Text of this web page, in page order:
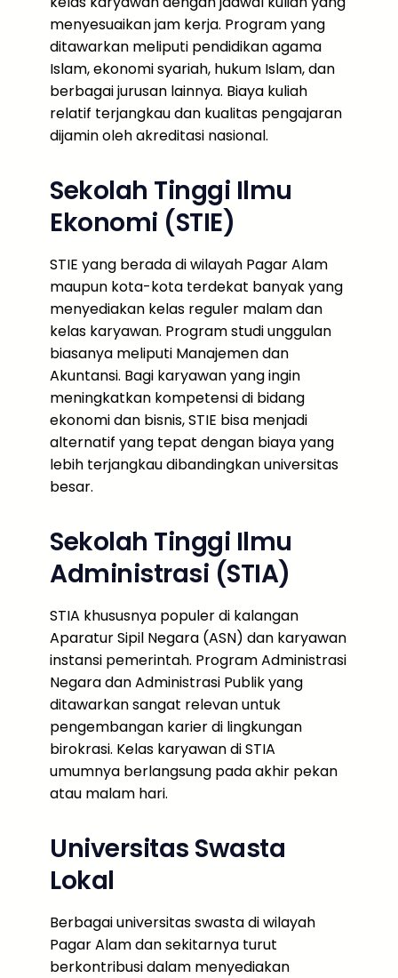
menyesuaikan jam kerja. Program yang
ditawarkan meliputi pendidikan agama
Islam, ekonomi syariah, hukum Islam, dan
berbagai jurusan lainnya. Biaya kuliah
relatif terjangkau dan kualitas pengajaran
dijamin oleh akreditasi nasional.
Sekolah Tinggi Ilmu
Ekonomi (STIE)
STIE yang berada di wilayah Pagar Alam
maupun kota-kota terdekat banyak yang
menyediakan kelas reguler malam dan
kelas karyawan. Program studi unggulan
biasanya meliputi Manajemen dan
Akuntansi. Bagi karyawan yang ingin
meningkatkan kompetensi di bidang
ekonomi dan bisnis, STIE bisa menjadi
alternatif yang tepat dengan biaya yang
lebih terjangkau dibandingkan universitas
besar.
Sekolah Tinggi Ilmu
Administrasi (STIA)
STIA khususnya populer di kalangan
Aparatur Sipil Negara (ASN) dan karyawan
instansi pemerintah. Program Administrasi
Negara dan Administrasi Publik yang
ditawarkan sangat relevan untuk
pengembangan karier di lingkungan
birokrasi. Kelas karyawan di STIA
umumnya berlangsung pada akhir pekan
atau malam hari.
Universitas Swasta
Lokal
Berbagai universitas swasta di wilayah
Pagar Alam dan sekitarnya turut
berkontribusi dalam menyediakan